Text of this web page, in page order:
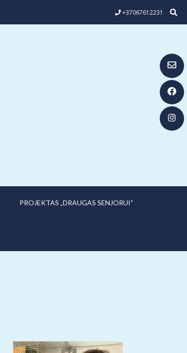
+37067612231
PROJEKTAS „DRAUGAS SENJORUI“